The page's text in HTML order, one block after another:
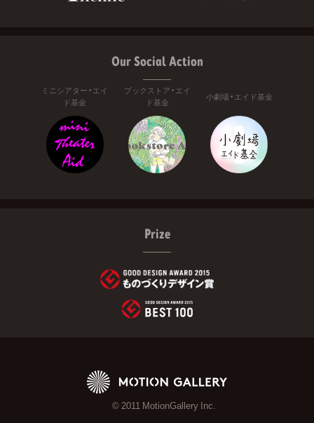
Our Social Action
ミニシアター・エイ
ド基金
ブックストア・エイ
ド基金
小劇場・エイド基金
Prize
© 2011 MotionGallery Inc.